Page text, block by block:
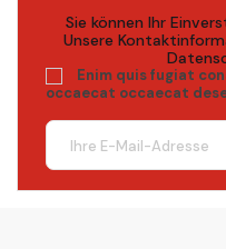
Sie können Ihr
Unsere
Enim quis fugiat
occaecat occaecat